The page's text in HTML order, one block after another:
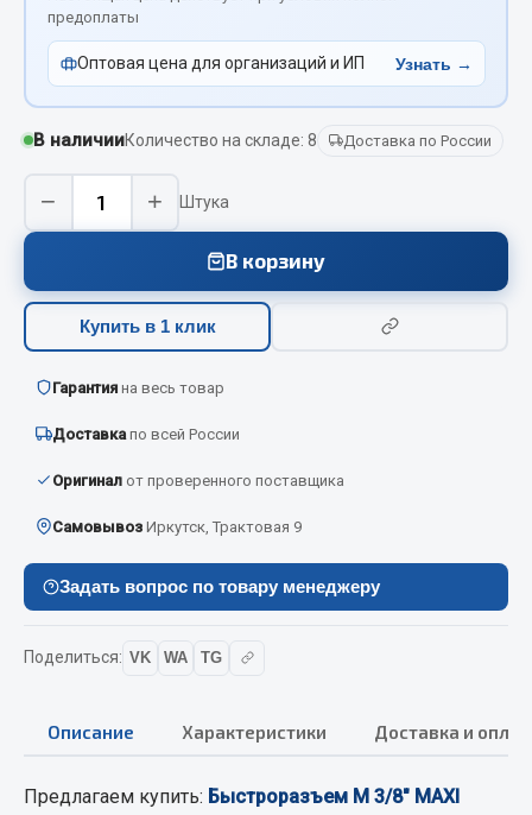
Вымпела
Показать ещё
Весь раздел
Технические жидкости
МЕТИЗЫ
Болты
Гайки
Кольца стопорные
Пресс-масленки
Пружины
Показать ещё
Весь раздел
предоплаты
Оптовая цена для организаций и ИП Узнать →
В наличииКоличество на складе: 8 Доставка по России
− + Штука
В корзину
Купить в 1 клик
Гарантия на весь товар
Доставка по всей России
Оригинал от проверенного поставщика
Самовывоз Иркутск, Трактовая 9
Задать вопрос по товару менеджеру
Поделиться: VK WA TG
Описание Характеристики Доставка и
Предлагаем купить: Быстроразъем М 3/8" MAXI